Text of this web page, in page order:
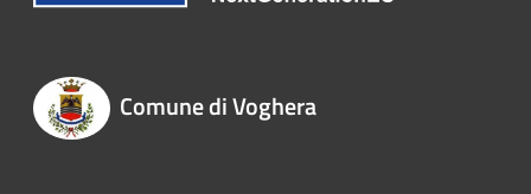
Comune di Voghera